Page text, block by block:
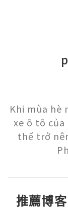
Khi mùa hè
xe ô tô
thể trở
推薦博客